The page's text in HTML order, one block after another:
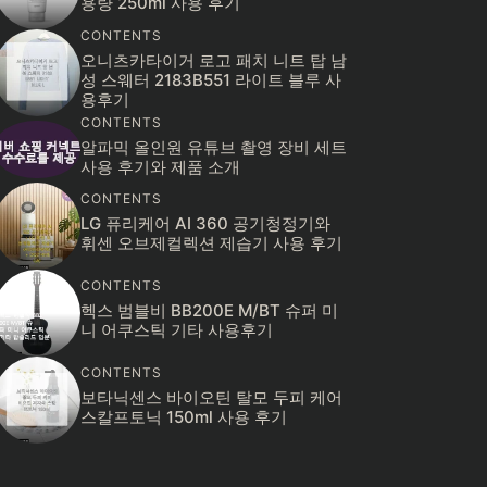
CONTENTS
오니츠카타이거 로고 패치 니트 탑 남
성 스웨터 2183B551 라이트 블루 사
용후기
CONTENTS
알파믹 올인원 유튜브 촬영 장비 세트
사용 후기와 제품 소개
CONTENTS
LG 퓨리케어 AI 360 공기청정기와
휘센 오브제컬렉션 제습기 사용 후기
CONTENTS
헥스 범블비 BB200E M/BT 슈퍼 미
니 어쿠스틱 기타 사용후기
CONTENTS
보타닉센스 바이오틴 탈모 두피 케어
스칼프토닉 150ml 사용 후기